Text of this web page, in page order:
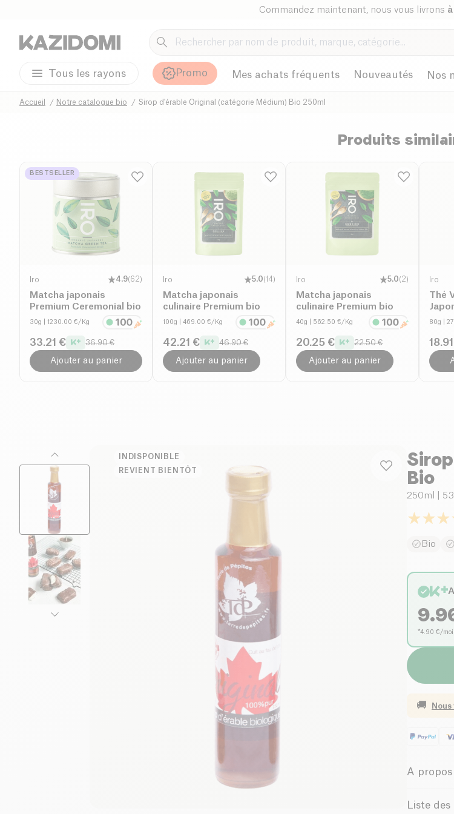
Commandez maintenant, nous vous livrons
Tous les rayons Promo Mes achats fréquents Nouveautés Nos
Accueil Notre catalogue bio Sirop d'érable Original (catégorie Médium) Bio 250ml
Produits
BESTSELLER
Iro 4.9(62)
Matcha japonais
Premium Ceremonial bio
30g | 1230.00 €/Kg
33.21 € 36.90 €
Ajouter au panier
Iro 5.0(14)
Matcha japonais
culinaire Premium bio
100g | 469.00 €/Kg
42.21 € 46.90 €
Ajouter au panier
Iro 5.0(2)
Matcha japonais
culinaire Premium bio
40g | 562.50 €/Kg
20.25 € 22.50 €
Ajouter au panier
Iro
Thé
80g |
INDISPONIBLE
REVIENT BIENTÔT
Bio
250ml |
Bio
*4.90 €/
🚚
A
Liste